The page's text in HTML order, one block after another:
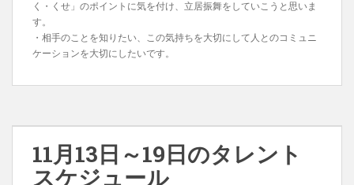
く・くせ」のポイントに気を付け、立居振舞をしていこうと思いま
す。
・相手のことを知りたい、この気持ちを大切にして人とのコミュニ
ケーションを大切にしたいです。
11月13日～19日のタレント
スケジュール